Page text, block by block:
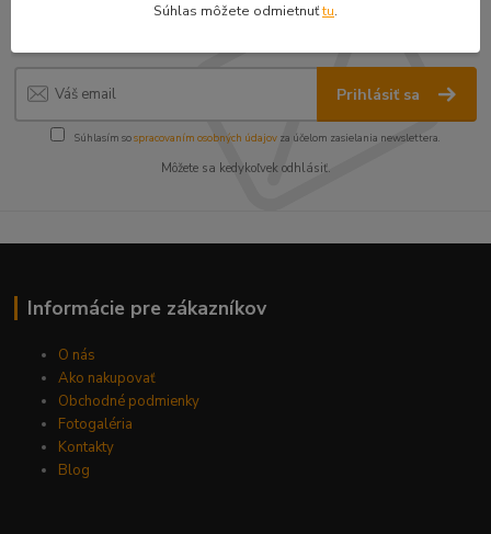
zľavy!
Prihlásiť sa
Súhlasím sospracovaním osobných údajov za účelom zasielania newslettera.
Môžete sa kedykoľvek odhlásiť.
Informácie pre zákazníkov
O nás
Ako nakupovať
Obchodné podmienky
Fotogaléria
Kontakty
Blog
Súhlas môžete odmietnuťtu.